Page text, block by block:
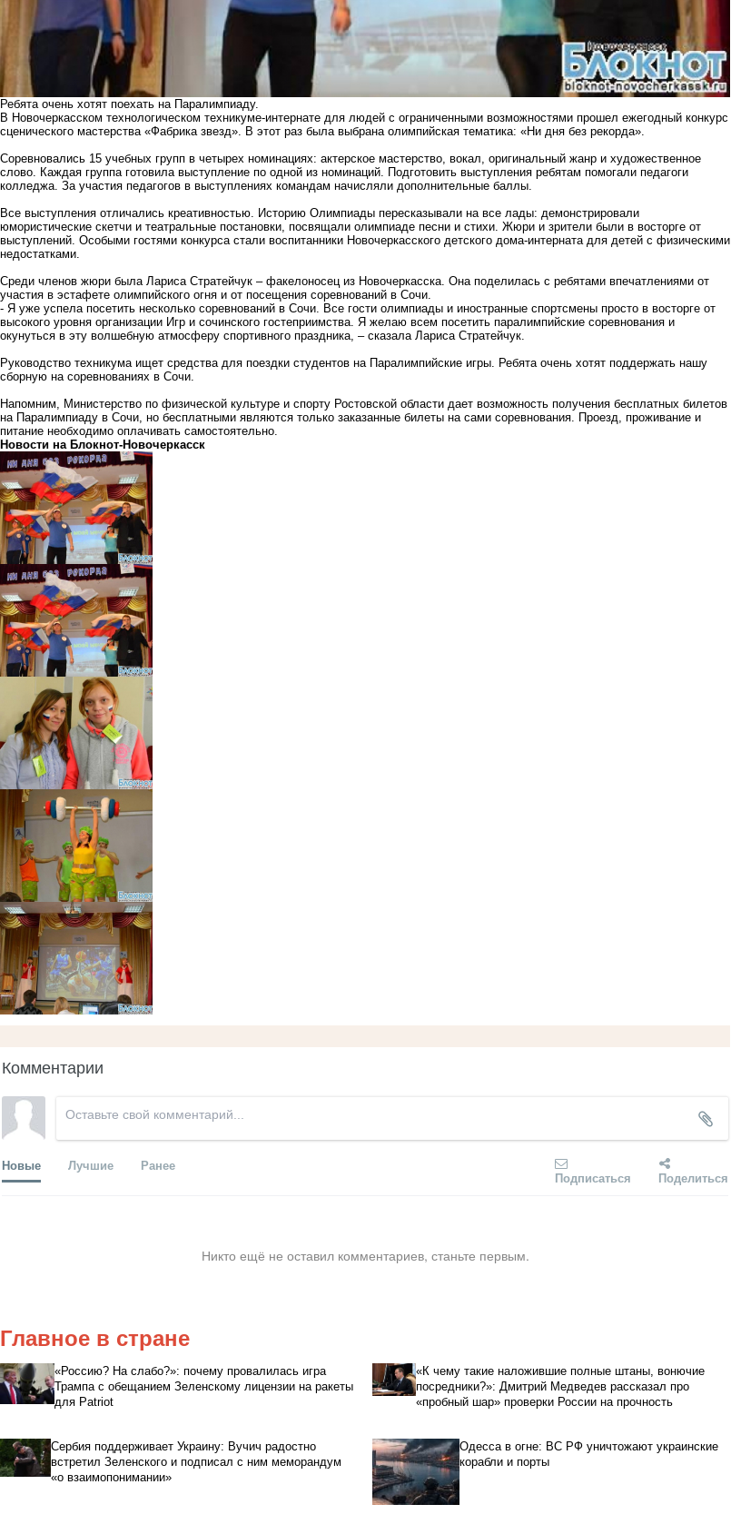
Ребята очень хотят поехать на Паралимпиаду.
В Новочеркасском технологическом техникуме-интернате для людей с ограниченными возможностями прошел ежегодный конкурс
сценического мастерства «Фабрика звезд». В этот раз была выбрана олимпийская тематика: «Ни дня без рекорда».
Соревновались 15 учебных групп в четырех номинациях: актерское мастерство, вокал, оригинальный жанр и художественное
слово. Каждая группа готовила выступление по одной из номинаций. Подготовить выступления ребятам помогали педагоги
колледжа. За участия педагогов в выступлениях командам начисляли дополнительные баллы.
Все выступления отличались креативностью. Историю Олимпиады пересказывали на все лады: демонстрировали
юмористические скетчи и театральные постановки, посвящали олимпиаде песни и стихи. Жюри и зрители были в восторге от
выступлений. Особыми гостями конкурса стали воспитанники Новочеркасского детского дома-интерната для детей с физическими
недостатками.
Среди членов жюри была Лариса Стратейчук – факелоносец из Новочеркасска. Она поделилась с ребятами впечатлениями от
участия в эстафете олимпийского огня и от посещения соревнований в Сочи.
- Я уже успела посетить несколько соревнований в Сочи. Все гости олимпиады и иностранные спортсмены просто в восторге от
высокого уровня организации Игр и сочинского гостеприимства. Я желаю всем посетить паралимпийские соревнования и
окунуться в эту волшебную атмосферу спортивного праздника, – сказала Лариса Стратейчук.
Руководство техникума ищет средства для поездки студентов на Паралимпийские игры. Ребята очень хотят поддержать нашу
сборную на соревнованиях в Сочи.
Напомним, Министерство по физической культуре и спорту Ростовской области дает возможность получения бесплатных билетов
на Паралимпиаду в Сочи, но бесплатными являются только заказанные билеты на сами соревнования. Проезд, проживание и
питание необходимо оплачивать самостоятельно.
Новости на Блoкнoт-Новочеркасск
Комментарии
Новые Лучшие Ранее
Подписаться Поделиться
Никто ещё не оставил комментариев, станьте первым.
Главное в стране
«Россию? На слабо?»: почему провалилась игра
Трампа с обещанием Зеленскому лицензии на ракеты
для Patriot
«К чему такие наложившие полные штаны, вонючие
посредники?»: Дмитрий Медведев рассказал про
«пробный шар» проверки России на прочность
Сербия поддерживает Украину: Вучич радостно
встретил Зеленского и подписал с ним меморандум
«о взаимопонимании»
Одесса в огне: ВС РФ уничтожают украинские
корабли и порты